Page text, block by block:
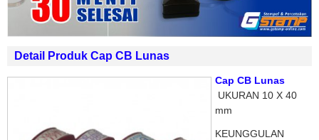
Detail Produk Cap CB Lunas
Cap CB Lunas
UKURAN 10 X 40
mm
KEUNGGULAN